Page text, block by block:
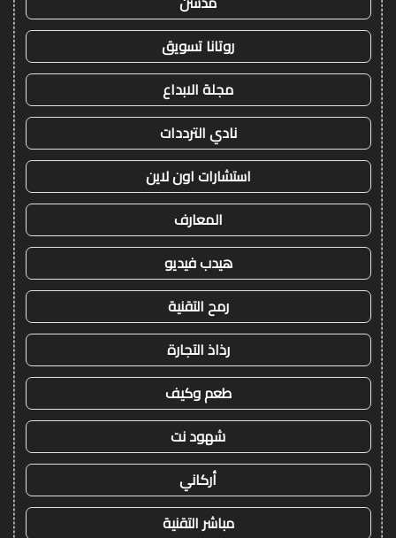
روتانا تسويق
مجلة الابداع
نادي الترددات
استشارات اون لاين
المعارف
هيدب فيديو
رمح التقنية
رذاذ التجارة
طعم وكيف
شهود نت
أركاني
مباشر التقنية